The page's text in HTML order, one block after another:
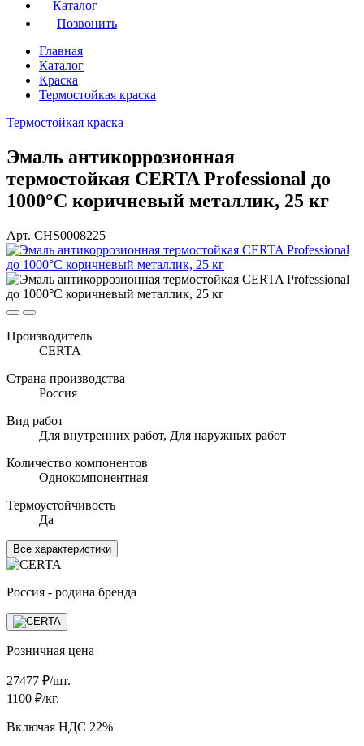
Каталог
Позвонить
Главная
Каталог
Краска
Термостойкая краска
Термостойкая краска
Эмаль антикоррозионная
термостойкая CERTA Professional до
1000°С коричневый металлик, 25 кг
Арт. CHS0008225
Производитель
CERTA
Страна производства
Россия
Вид работ
Для внутренних работ, Для наружных работ
Количество компонентов
Однокомпонентная
Термоустойчивость
Да
Все характеристики
Россия - родина бренда
Розничная цена
27477 ₽/шт.
1100 ₽/кг.
Включая НДС 22%